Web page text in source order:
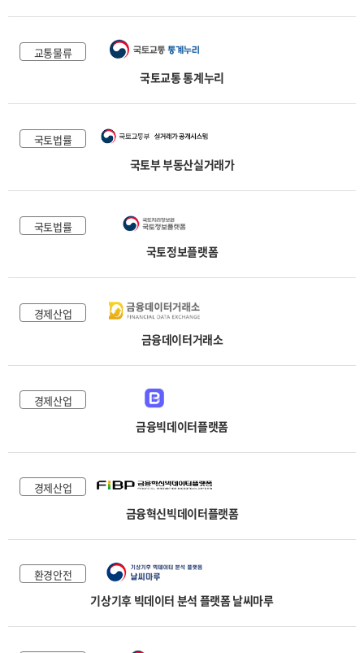
교통물류
국토교통 통계누리
국토법률
국토부 부동산실거래가
국토법률
국토정보플랫폼
경제산업
금융데이터거래소
경제산업
금융빅데이터플랫폼
경제산업
금융혁신빅데이터플랫폼
환경안전
기상기후 빅데이터 분석 플랫폼 날씨마루